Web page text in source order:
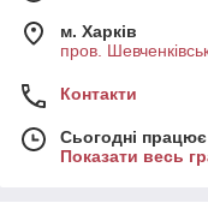
м. Харків
пров.
Контакти
Сьогодні
Показати весь